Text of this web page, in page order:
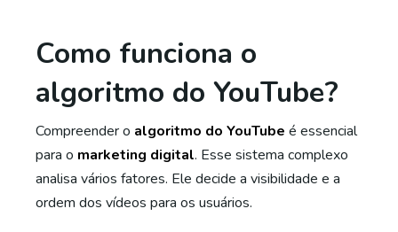
Como funciona o
algoritmo do YouTube?
Compreender o algoritmo do YouTube é essencial
para o marketing digital. Esse sistema complexo
analisa vários fatores. Ele decide a visibilidade e a
ordem dos vídeos para os usuários.